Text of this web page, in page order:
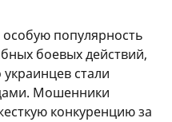
популярность
боевых действий,
стали
Мошенники
конкуренцию за